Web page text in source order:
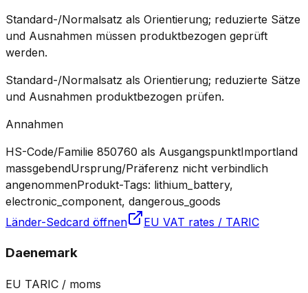
Standard-/Normalsatz als Orientierung; reduzierte Sätze
und Ausnahmen müssen produktbezogen geprüft
werden.
Standard-/Normalsatz als Orientierung; reduzierte Sätze
und Ausnahmen produktbezogen prüfen.
Annahmen
HS-Code/Familie 850760 als AusgangspunktImportland
massgebendUrsprung/Präferenz nicht verbindlich
angenommenProdukt-Tags: lithium_battery,
electronic_component, dangerous_goods
Länder-Sedcard öffnen
EU VAT rates / TARIC
Daenemark
EU TARIC / moms